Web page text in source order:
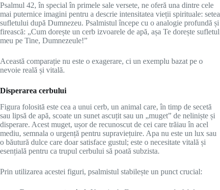
Psalmul 42, în special în primele sale versete, ne oferă una dintre cele
mai puternice imagini pentru a descrie intensitatea vieții spirituale: setea
sufletului după Dumnezeu. Psalmistul începe cu o analogie profundă și
firească: „Cum dorește un cerb izvoarele de apă, așa Te dorește sufletul
meu pe Tine, Dumnezeule!”
Această comparație nu este o exagerare, ci un exemplu bazat pe o
nevoie reală și vitală.
Disperarea cerbului
Figura folosită este cea a unui cerb, un animal care, în timp de secetă
sau lipsă de apă, scoate un sunet ascuțit sau un „muget” de neliniște și
disperare. Acest muget, ușor de recunoscut de cei care trăiau în acel
mediu, semnala o urgență pentru supraviețuire. Apa nu este un lux sau
o băutură dulce care doar satisface gustul; este o necesitate vitală și
esențială pentru ca trupul cerbului să poată subzista.
Prin utilizarea acestei figuri, psalmistul stabilește un punct crucial: